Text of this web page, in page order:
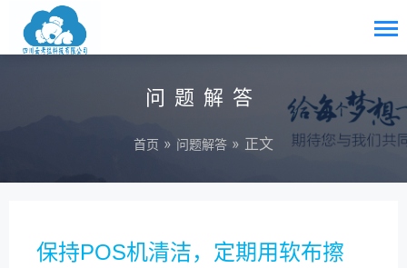
问题解答
首页 » 问题解答 » 正文
保持POS机清洁，定期用软布擦